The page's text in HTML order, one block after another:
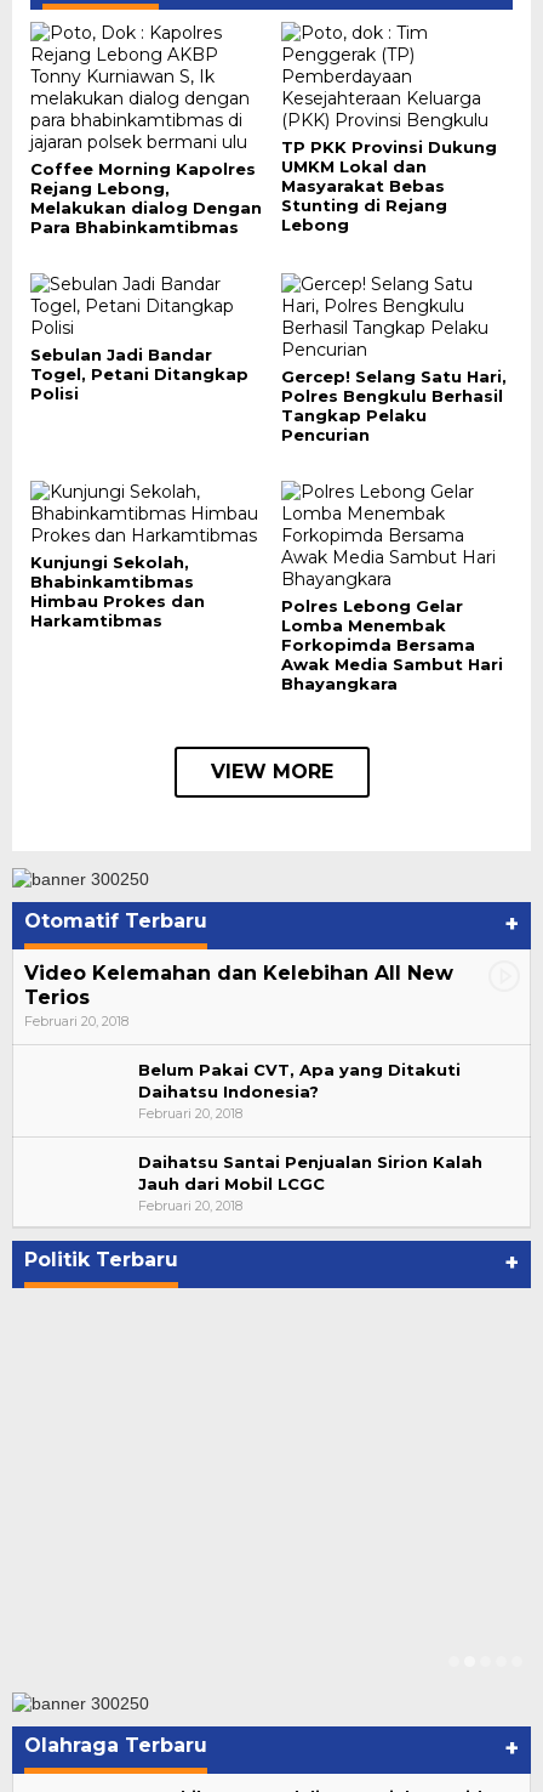
Coffee Morning Kapolres
Rejang Lebong,
Melakukan dialog Dengan
Para Bhabinkamtibmas
TP PKK Provinsi Dukung
UMKM Lokal dan
Masyarakat Bebas
Stunting di Rejang
Lebong
Sebulan Jadi Bandar
Togel, Petani Ditangkap
Polisi
Gercep! Selang Satu Hari,
Polres Bengkulu Berhasil
Tangkap Pelaku
Pencurian
Kunjungi Sekolah,
Bhabinkamtibmas
Himbau Prokes dan
Harkamtibmas
Polres Lebong Gelar
Lomba Menembak
Forkopimda Bersama
Awak Media Sambut Hari
Bhayangkara
VIEW MORE
Otomatif Terbaru +
Video Kelemahan dan Kelebihan All New
Terios
Februari 20, 2018
Belum Pakai CVT, Apa yang Ditakuti
Daihatsu Indonesia?
Februari 20, 2018
Daihatsu Santai Penjualan Sirion Kalah
Jauh dari Mobil LCGC
Februari 20, 2018
Politik Terbaru +
Bupati Ahmad Hijazi, Hadiri Paripurna Hasil
Penetapan Paslon Bupati dan Wabup Te…
Di NASIONAL, POLITIK, REJANG LEBONG
Olahraga Terbaru +